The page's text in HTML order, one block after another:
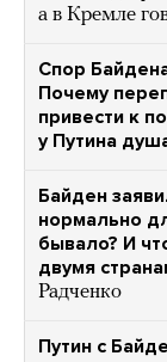
а в Кремле
Спор
Почему
привести к
у Путина
Байден
нормально
бывало? И
двумя
Радченко
Путин с